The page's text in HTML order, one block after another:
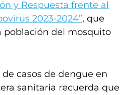
y Respuesta frente al
2023-2024”, que
población del mosquito
casos de dengue en
sanitaria recuerda que